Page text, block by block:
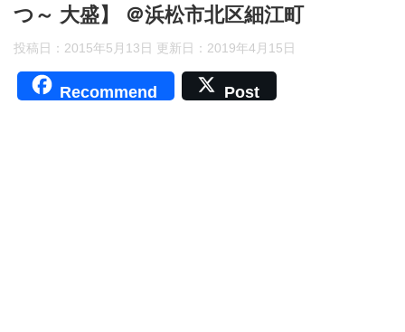
つ～ 大盛】 ＠浜松市北区細江町
投稿日：2015年5月13日 更新日： 2019年4月15日
Recommend Post